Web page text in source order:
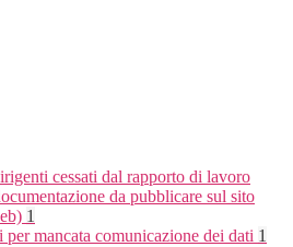
cessati dal rapporto di lavoro
da pubblicare sul sito
1
per mancata comunicazione dei dati 1